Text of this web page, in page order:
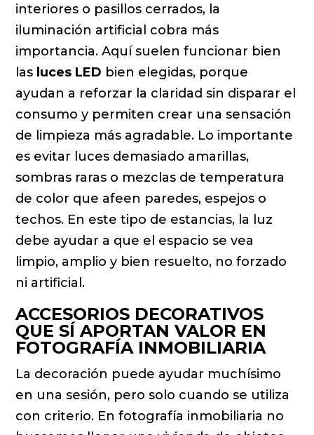
interiores o pasillos cerrados, la
iluminación artificial cobra más
importancia. Aquí suelen funcionar bien
las luces LED bien elegidas, porque
ayudan a reforzar la claridad sin disparar el
consumo y permiten crear una sensación
de limpieza más agradable. Lo importante
es evitar luces demasiado amarillas,
sombras raras o mezclas de temperatura
de color que afeen paredes, espejos o
techos. En este tipo de estancias, la luz
debe ayudar a que el espacio se vea
limpio, amplio y bien resuelto, no forzado
ni artificial.
ACCESORIOS DECORATIVOS
QUE SÍ APORTAN VALOR EN
FOTOGRAFÍA INMOBILIARIA
La decoración puede ayudar muchísimo
en una sesión, pero solo cuando se utiliza
con criterio. En fotografía inmobiliaria no